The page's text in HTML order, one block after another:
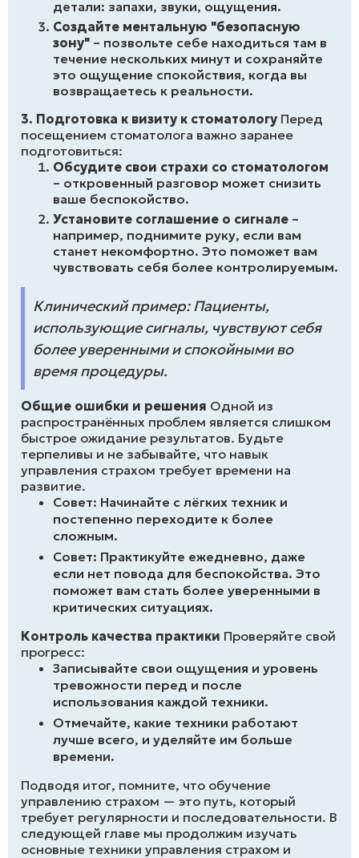
детали: запахи, звуки, ощущения.
Создайте ментальную "безопасную
зону" – позвольте себе находиться там в
течение нескольких минут и сохраняйте
это ощущение спокойствия, когда вы
возвращаетесь к реальности.
3. Подготовка к визиту к стоматологу Перед
посещением стоматолога важно заранее
подготовиться:
Обсудите свои страхи со стоматологом
– откровенный разговор может снизить
ваше беспокойство.
Установите соглашение о сигнале –
например, поднимите руку, если вам
станет некомфортно. Это поможет вам
чувствовать себя более контролируемым.
Клинический пример: Пациенты,
использующие сигналы, чувствуют себя
более уверенными и спокойными во
время процедуры.
Общие ошибки и решения Одной из
распространённых проблем является слишком
быстрое ожидание результатов. Будьте
терпеливы и не забывайте, что навык
управления страхом требует времени на
развитие.
Совет: Начинайте с лёгких техник и
постепенно переходите к более
сложным.
Совет: Практикуйте ежедневно, даже
если нет повода для беспокойства. Это
поможет вам стать более уверенными в
критических ситуациях.
Контроль качества практики Проверяйте свой
прогресс:
Записывайте свои ощущения и уровень
тревожности перед и после
использования каждой техники.
Отмечайте, какие техники работают
лучше всего, и уделяйте им больше
времени.
Подводя итог, помните, что обучение
управлению страхом — это путь, который
требует регулярности и последовательности. В
следующей главе мы продолжим изучать
основные техники управления страхом и